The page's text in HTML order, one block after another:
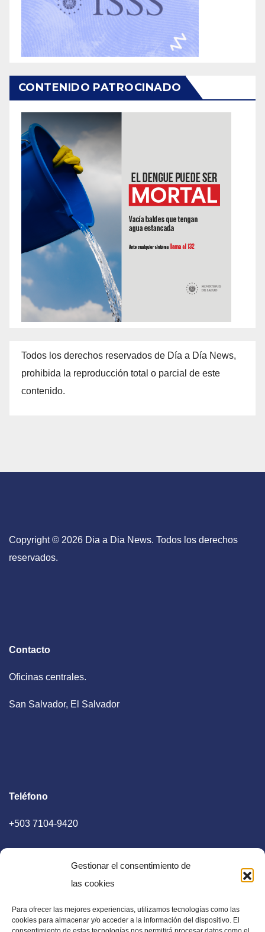
Gestionar el consentimiento de
las cookies
Para ofrecer las mejores experiencias, utilizamos tecnologías como las
cookies para almacenar y/o acceder a la información del dispositivo. El
CONTENIDO PATROCINADO
Todos los derechos reservados de Día a Día News,
prohibida la reproducción total o parcial de este
contenido.
Copyright © 2026 Dia a Dia News. Todos los derechos
reservados.
Contacto
Oficinas centrales.
San Salvador, El Salvador
Teléfono
+503 7104-9420
E-mail